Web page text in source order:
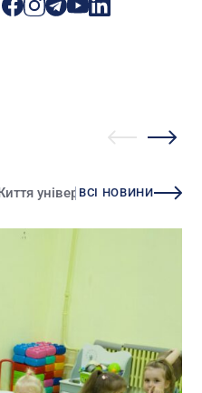
університетуЗміни
ВСІ НОВИНИ